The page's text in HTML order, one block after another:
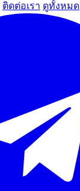
ติดต่อเรา ดูทั้งหมด